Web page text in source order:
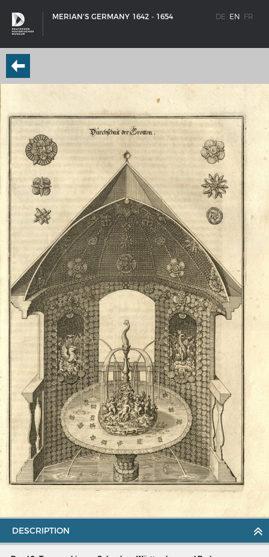
MERIAN'S GERMANY 1642 - 1654 DE EN FR
SHIP TYPES
Milestones in the history of European shipbuilding
MERIAN'S GERMANY 1642 - 1654
Interaktive Karte
Imprint
DESCRIPTION